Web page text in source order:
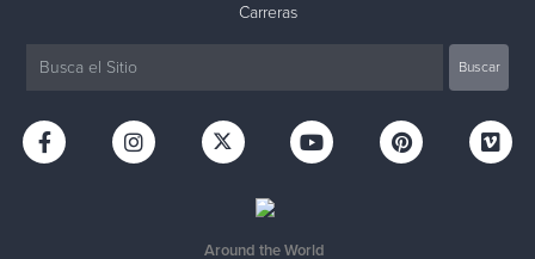
Carreras
Around the World